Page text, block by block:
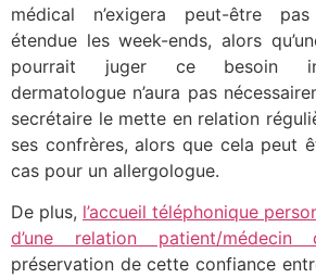
médical n’exigera peut-être
étendue les week-ends, alors
pourrait juger ce besoin
dermatologue n’aura pas
secrétaire le mette en relation
ses confrères, alors que cela peut
cas pour un allergologue.
De plus, l’accueil téléphonique
d’une relation patient/médecin
préservation de cette confiance